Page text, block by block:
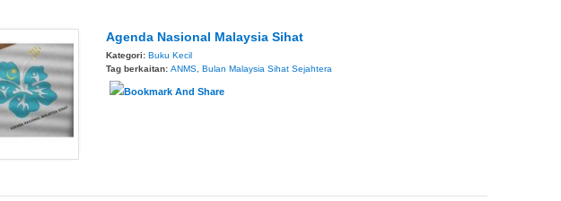
Agenda Nasional Malaysia Sihat
Kategori: Buku Kecil
Tag berkaitan: ANMS Bulan Malaysia Sihat Sejahtera